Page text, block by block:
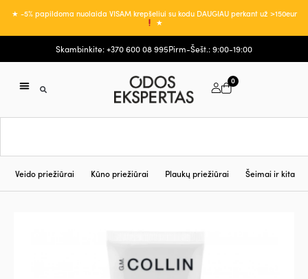
★ -5% papildoma nuolaida VISAM krepšeliui su kodu DAUGIAU perkant už >150eur
★
Skambinkite: +370 600 08 995Pirm-Šešt.: 9:00-19:00
0
Veido priežiūrai Kūno priežiūrai Plaukų priežiūrai Šeimai ir kita